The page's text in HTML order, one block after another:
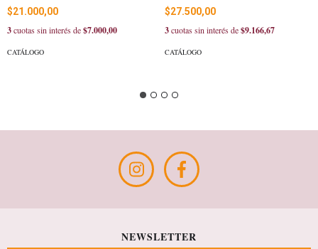
$21.000,00
3cuotas sin interés de$7.000,00
CATÁLOGO
$27.500,00
3cuotas sin interés de$9.166,67
CATÁLOGO
NEWSLETTER